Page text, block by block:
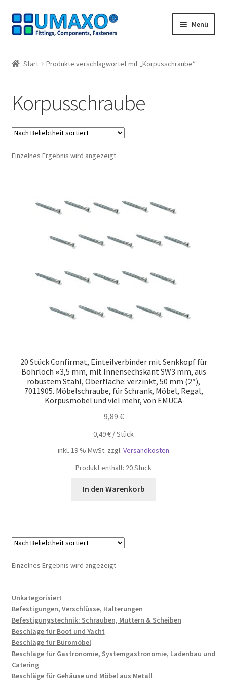
Zur
Navigation
Zum
Inhalt
Menü
Datenschutz
Impressum
Kasse
Mein Konto
Unsere Partner
Start Produkte verschlagwortet mit „Korpusschraube“
Korpusschraube
Einzelnes Ergebnis wird angezeigt
20 Stück Confirmat, Einteilverbinder mit Senkkopf für
Bohrloch ⌀3,5 mm, mit Innensechskant SW3 mm, aus
robustem Stahl, Oberfläche: verzinkt, 50 mm (2″),
7011905. Möbelschraube, für Schrank, Möbel, Regal,
Korpusmöbel und viel mehr, von EMUCA
9,89 €
0,49€ /Stück
inkl. 19 % MwSt. zzgl. Versandkosten
Produkt enthält: 20Stück
In den Warenkorb
Einzelnes Ergebnis wird angezeigt
Unkategorisiert
Befestigungen, Verschlüsse, Halterungen
Befestigungstechnik: Schrauben, Muttern & Scheiben
Beschläge für Boot und Yacht
Beschläge für Büromöbel
Beschläge für Gastronomie, Systemgastronomie, Ladenbau und
Catering
Beschläge für Gehäuse und Möbel aus Metall